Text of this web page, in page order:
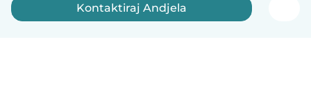
Kontaktiraj Andjela